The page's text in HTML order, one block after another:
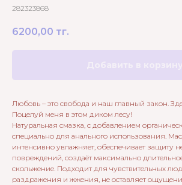
282323868
6200,00 тг.
Любовь – это свобода и наш главный закон.
Поцелуй меня в этом диком лесу!
Натуральная смазка, с добавлением
специально для анального использования.
интенсивно увлажняет, обеспечивает защиту
повреждений, создаёт максимально
скольжение. Подходит для чувствительных
раздражения и жжения, не оставляет